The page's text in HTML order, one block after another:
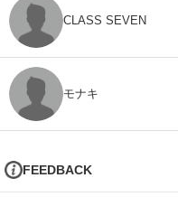
CLASS SEVEN
モナキ
FEEDBACK